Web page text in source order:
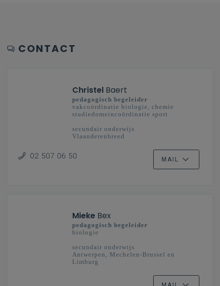
CONTACT
Christel Baert
pedagogisch begeleider
vakcoördinatie biologie, chemie
studiedomeincoördinatie sport
secundair onderwijs
Vlaanderenbreed
02 507 06 50 MAIL
Mieke Bex
pedagogisch begeleider
biologie
secundair onderwijs
Antwerpen, Mechelen-Brussel en
Limburg